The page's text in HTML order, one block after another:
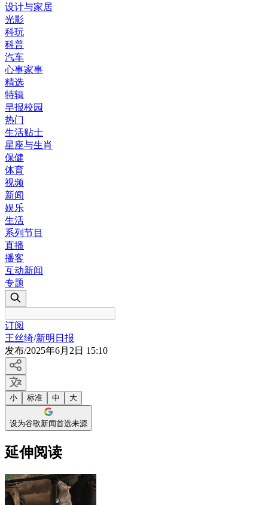
设计与家居
光影
科玩
科普
汽车
心事家事
精选
特辑
早报校园
热门
生活贴士
星座与生肖
保健
体育
视频
新闻
娱乐
生活
系列节目
直播
播客
互动新闻
专题
订阅
王丝绮/新明日报
发布/2025年6月2日 15:10
小 标准 中 大
设为谷歌新闻首选来源
延伸阅读